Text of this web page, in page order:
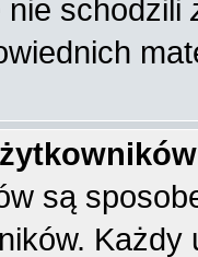
schodzili
są